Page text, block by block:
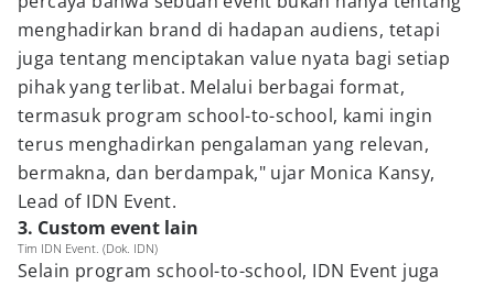
menghadirkan brand di hadapan audiens, tetapi
juga tentang menciptakan value nyata bagi setiap
pihak yang terlibat. Melalui berbagai format,
termasuk program school-to-school, kami ingin
terus menghadirkan pengalaman yang relevan,
bermakna, dan berdampak," ujar Monica Kansy,
Lead of IDN Event.
3. Custom event lain
Tim IDN Event. (Dok. IDN)
Selain program school-to-school, IDN Event juga